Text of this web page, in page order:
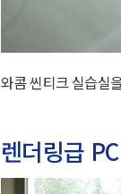
와콤 씬티크 실습실
렌더링급